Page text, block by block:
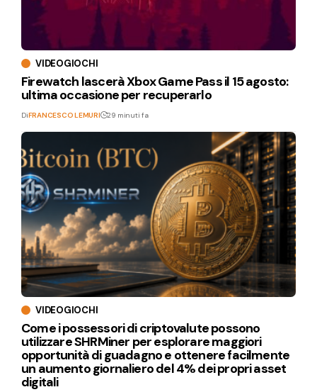
VIDEOGIOCHI
Firewatch lascerà Xbox Game Pass il 15 agosto:
ultima occasione per recuperarlo
DiFRANCESCO LEMURI 29 minuti fa
VIDEOGIOCHI
Come i possessori di criptovalute possono
utilizzare SHRMiner per esplorare maggiori
opportunità di guadagno e ottenere facilmente
un aumento giornaliero del 4% dei propri asset
digitali